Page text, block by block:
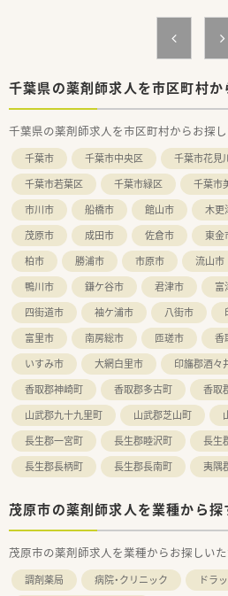
千葉県の薬剤師求人を市区町村か
千葉県の薬剤師求人を市区町村からお探し
千葉市 千葉市中央区 千葉市花見
千葉市若葉区
千葉市緑区 千葉市
市川市
船橋市 館山市 木更
茂原市
成田市 佐倉市 東金
柏市
勝浦市 市原市 流山市
鴨川市
鎌ケ谷市 君津市 富
四街道市
袖ケ浦市 八街市
富里市
南房総市 匝瑳市 香
いすみ市
大網白里市 印旛郡酒々
香取郡神崎町
香取郡多古町
香取
山武郡九十九里町
山武郡芝山町
長生郡一宮町
長生郡睦沢町 長生
長生郡長柄町
長生郡長南町 夷隅
茂原市の薬剤師求人を業種から探
茂原市の薬剤師求人を業種からお探しいた
調剤薬局 病院・クリニック
ドラ